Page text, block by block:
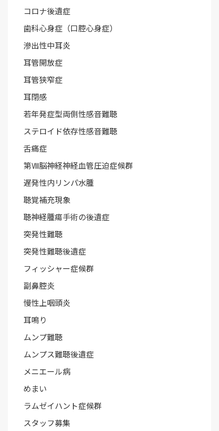
コロナ後遺症
歯科心身症（口腔心身症）
滲出性中耳炎
耳管開放症
耳管狭窄症
耳閉感
若年発症型両側性感音難聴
ステロイド依存性感音難聴
舌痛症
第Ⅷ脳神経神経血管圧迫症候群
遅発性内リンパ水腫
聴覚補充現象
聴神経腫瘍手術の後遺症
突発性難聴
突発性難聴後遺症
フィッシャー症候群
副鼻腔炎
慢性上咽頭炎
耳鳴り
ムンプ難聴
ムンプス難聴後遺症
メニエール病
めまい
ラムゼイハント症候群
スタッフ募集